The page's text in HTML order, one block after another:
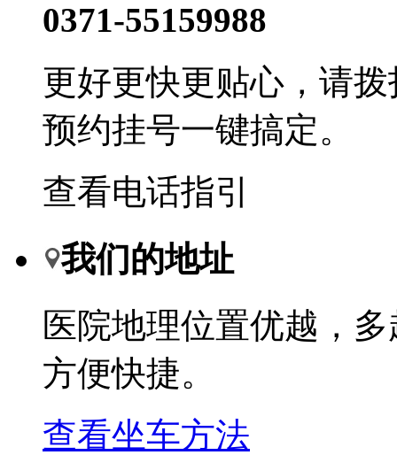
0371-55159988
更好更快更贴心，请
预约挂号一键搞定。
查看电话指引
我们的地址
医院地理位置优越，
方便快捷。
查看坐车方法